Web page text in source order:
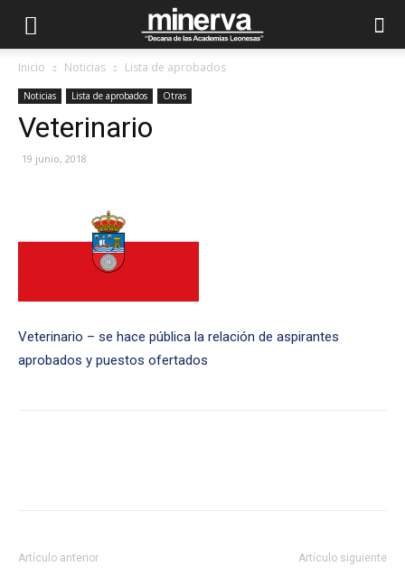
Inicio Noticias Lista de aprobados
Noticias Lista de aprobados Otras
Veterinario
19 junio, 2018
Veterinario – se hace pública la relación de aspirantes
aprobados y puestos ofertados
Artículo anterior Artículo siguiente